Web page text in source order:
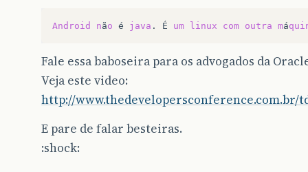
Android não é java . É um linux com outra má
Fale essa baboseira para os advogados da
Veja este video:
http://www.thedevelopersconference.com.br/
E pare de falar besteiras.
:shock: